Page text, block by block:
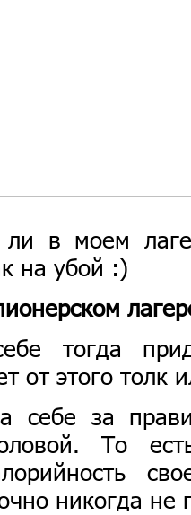
в моем
на убой :)
тогда
от этого толк
себе за
То
никогда не